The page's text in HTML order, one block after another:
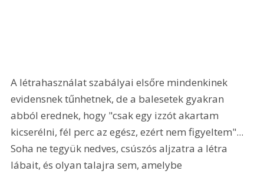
A létrahasználat szabályai elsőre mindenkinek
evidensnek tűnhetnek, de a balesetek gyakran
abból erednek, hogy "csak egy izzót akartam
kicserélni, fél perc az egész, ezért nem figyeltem"...
Soha ne tegyük nedves, csúszós aljzatra a létra
lábait, és olyan talajra sem, amelybe